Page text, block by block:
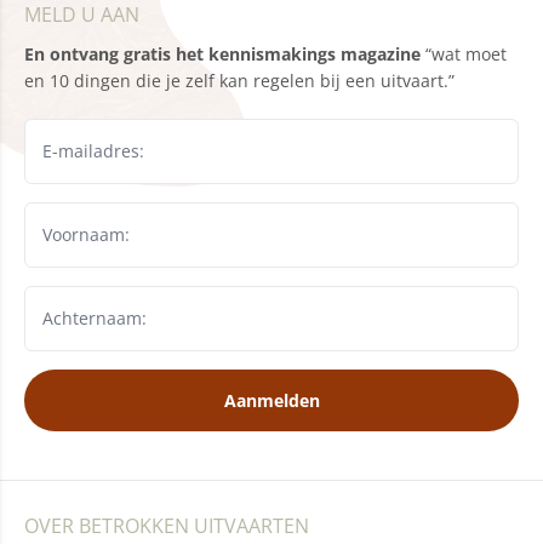
MELD U AAN
En ontvang gratis het kennismakings magazine “wat moet
en 10 dingen die je zelf kan regelen bij een uitvaart.”
Aanmelden
OVER BETROKKEN UITVAARTEN